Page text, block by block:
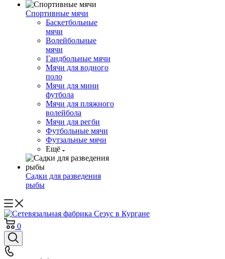
Спортивные мячи
Баскетбольные
мячи
Волейбольные
мячи
Гандбольные мячи
Мячи для водного
поло
Мячи для мини
футбола
Мячи для пляжного
волейбола
Мячи для регби
Футбольные мячи
Футзальные мячи
Ещё
Садки для разведения
рыбы
0